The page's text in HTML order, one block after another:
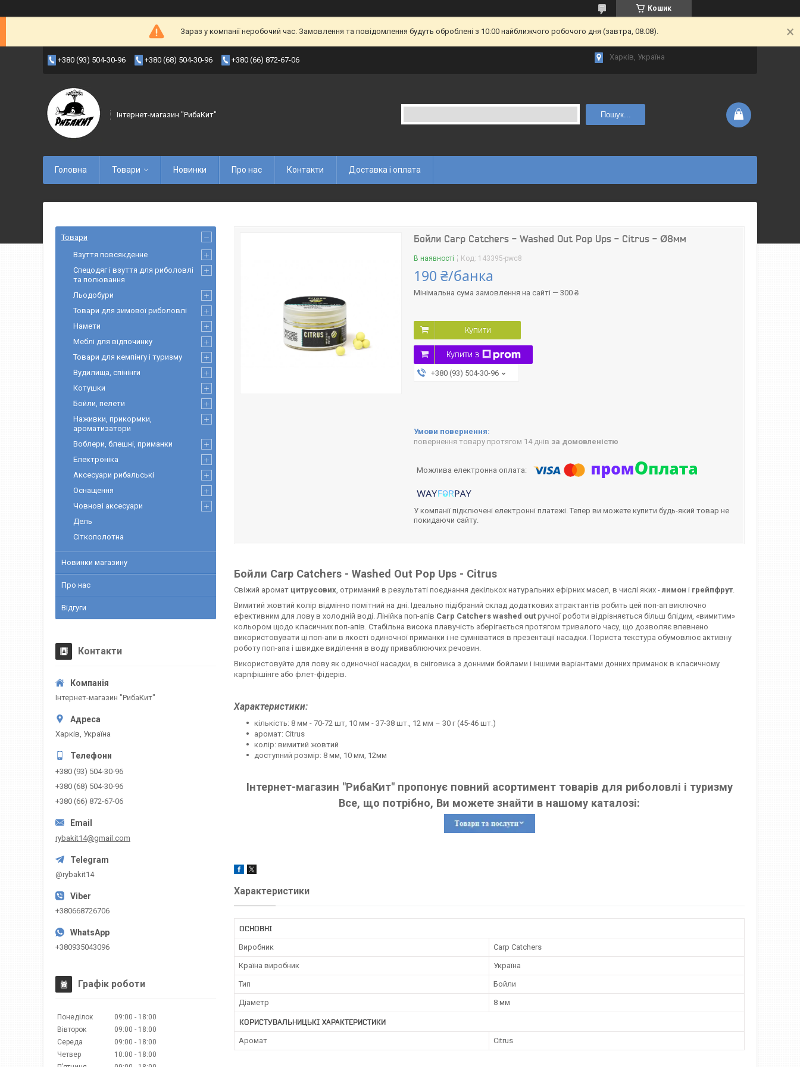
Кошик
Зараз у компанії неробочий час. Замовлення та повідомлення будуть оброблені з 10:00 найближчого робочого дня (завтра, 08.08).
+380 (93) 504-30-96 +380 (68) 504-30-96 +380 (66) 872-67-06 Харків, Україна
Інтернет-магазин "РибаКит" Пошук...
Головна Товари Новинки Про нас Контакти Доставка і оплата
Бойли Carp Catchers - Washed Out Pop Ups - Citrus - Ø8мм
В наявності Код: 143395-pwc8
190 ₴/банка
Мінімальна сума замовлення на сайті — 300 ₴
Купити
Купити з
+380 (93) 504-30-96
повернення товару протягом 14 днів за домовленістю
У компанії підключені електронні платежі. Тепер ви можете купити будь-який товар не
покидаючи сайту.
Бойли Carp Catchers - Washed Out Pop Ups - Citrus
Свіжий аромат цитрусових, отриманий в результаті поєднання декількох натуральних ефірних масел, в числі яких -лимон і грейпфрут.
Вимитий жовтий колір відмінно помітний на дні. Ідеально підібраний склад додаткових атрактантів робить цей поп-ап виключно
ефективним для лову в холодній воді. Лінійка поп-апів Carp Catchers washed out ручної роботи відрізняється більш блідим, «вимитим»
кольором щодо класичних поп-апів. Стабільна висока плавучість зберігається протягом тривалого часу, що дозволяє впевнено
використовувати ці поп-апи в якості одиночної приманки і не сумніватися в презентації насадки. Пориста текстура обумовлює активну
роботу поп-апа і швидке виділення в воду приваблюючих речовин.
Використовуйте для лову як одиночної насадки, в сніговика з донними бойлами і іншими варіантами донних приманок в класичному
карпфішінге або флет-фідерів.
Характеристики:
кількість: 8 мм - 70-72 шт, 10 мм - 37-38 шт., 12 мм – 30 г (45-46 шт.)
аромат: Citrus
колір: вимитий жовтий
доступний розмір: 8 мм, 10 мм, 12мм
Інтернет-магазин "РибаКит" пропонує повний асортимент товарів для риболовлі і туризму
Все, що потрібно, Ви можете знайти в нашому каталозі:
Характеристики
ОСНОВНІ
Виробник Carp Catchers
Країна виробник Україна
Тип Бойли
Діаметр 8 мм
КОРИСТУВАЛЬНИЦЬКІ ХАРАКТЕРИСТИКИ
Аромат Citrus
Товари
Взуття повсякденне
Спецодяг і взуття для риболовлі
та полювання
Льодобури
Товари для зимової риболовлі
Намети
Меблі для відпочинку
Товари для кемпінгу і туризму
Вудилища, спінінги
Котушки
Бойли, пелети
Наживки, прикормки,
ароматизатори
Воблери, блешні, приманки
Електроніка
Аксесуари рибальські
Оснащення
Човнові аксесуари
Дель
Сіткополотна
Новинки магазину
Про нас
Відгуги
Контакти
Інтернет-магазин "РибаКит"
Харків, Україна
+380 (93) 504-30-96
+380 (68) 504-30-96
+380 (66) 872-67-06
rybakit14@gmail.com
@rybakit14
+380668726706
+380935043096
Графік роботи
Понеділок 09:00
18:00
Вівторок
09:00
18:00
Середа
09:00
18:00
Четвер
10:00
18:00